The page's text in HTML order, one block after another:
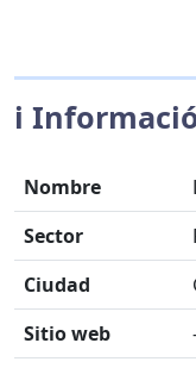
ℹ️
Nombre
Sector
Ciudad
Sitio web